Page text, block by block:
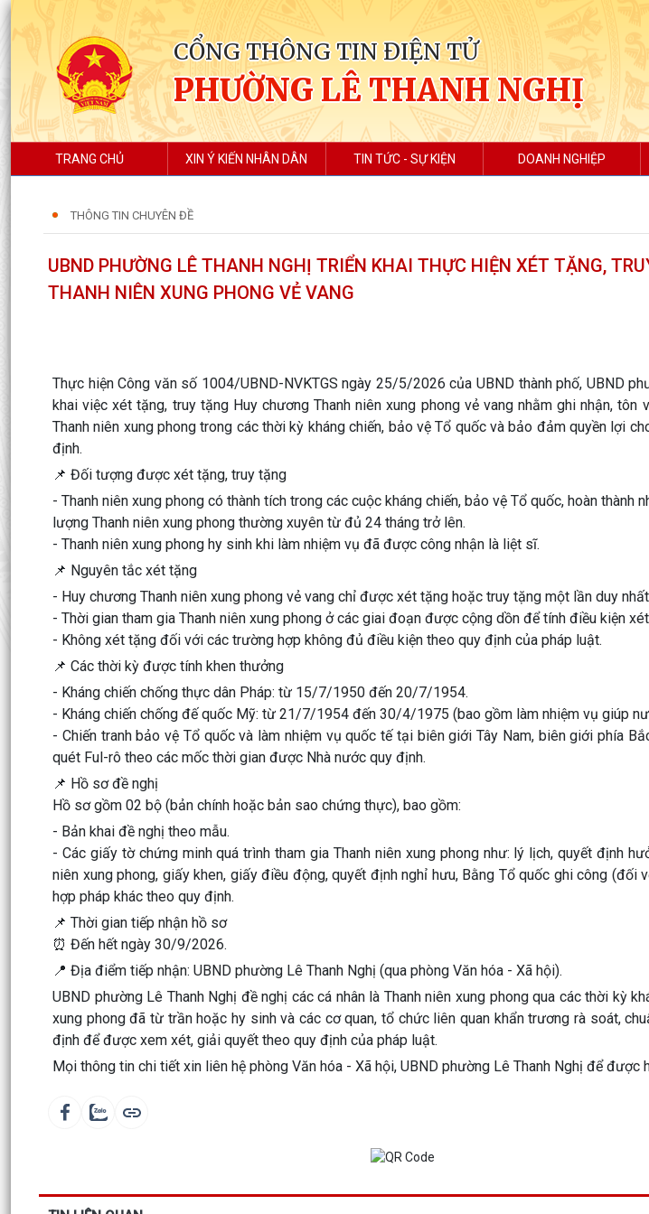
CỔNG THÔNG TIN ĐIỆN TỬ
PHƯỜNG LÊ THANH NGHỊ
TRANG CHỦ XIN Ý KIẾN NHÂN DÂN TIN TỨC - SỰ KIỆN DOANH NGHIỆP
THÔNG TIN CHUYÊN ĐỀ
UBND PHƯỜNG LÊ THANH NGHỊ TRIỂN KHAI THỰC HIỆN XÉT TẶNG,
THANH NIÊN XUNG PHONG VẺ VANG
Thực hiện Công văn số 1004/UBND-NVKTGS ngày 25/5/2026 của UBND thành phố, UBND
khai việc xét tặng, truy tặng Huy chương Thanh niên xung phong vẻ vang nhằm ghi nhận, tôn
Thanh niên xung phong trong các thời kỳ kháng chiến, bảo vệ Tổ quốc và bảo đảm quyền lợi
định.
📌 Đối tượng được xét tặng, truy tặng
- Thanh niên xung phong có thành tích trong các cuộc kháng chiến, bảo vệ Tổ quốc, hoàn thành
lượng Thanh niên xung phong thường xuyên từ đủ 24 tháng trở lên.
- Thanh niên xung phong hy sinh khi làm nhiệm vụ đã được công nhận là liệt sĩ.
📌 Nguyên tắc xét tặng
- Huy chương Thanh niên xung phong vẻ vang chỉ được xét tặng hoặc truy tặng một lần duy
- Thời gian tham gia Thanh niên xung phong ở các giai đoạn được cộng dồn để tính điều kiện
- Không xét tặng đối với các trường hợp không đủ điều kiện theo quy định của pháp luật.
📌 Các thời kỳ được tính khen thưởng
- Kháng chiến chống thực dân Pháp: từ 15/7/1950 đến 20/7/1954.
- Kháng chiến chống đế quốc Mỹ: từ 21/7/1954 đến 30/4/1975 (bao gồm làm nhiệm vụ giúp
- Chiến tranh bảo vệ Tổ quốc và làm nhiệm vụ quốc tế tại biên giới Tây Nam, biên giới phía
quét Ful-rô theo các mốc thời gian được Nhà nước quy định.
📌 Hồ sơ đề nghị
Hồ sơ gồm 02 bộ (bản chính hoặc bản sao chứng thực), bao gồm:
- Bản khai đề nghị theo mẫu.
- Các giấy tờ chứng minh quá trình tham gia Thanh niên xung phong như: lý lịch, quyết định
niên xung phong, giấy khen, giấy điều động, quyết định nghỉ hưu, Bằng Tổ quốc ghi công
hợp pháp khác theo quy định.
📌 Thời gian tiếp nhận hồ sơ
⏰ Đến hết ngày 30/9/2026.
📍 Địa điểm tiếp nhận: UBND phường Lê Thanh Nghị (qua phòng Văn hóa - Xã hội).
UBND phường Lê Thanh Nghị đề nghị các cá nhân là Thanh niên xung phong qua các thời kỳ
xung phong đã từ trần hoặc hy sinh và các cơ quan, tổ chức liên quan khẩn trương rà soát,
định để được xem xét, giải quyết theo quy định của pháp luật.
Mọi thông tin chi tiết xin liên hệ phòng Văn hóa - Xã hội, UBND phường Lê Thanh Nghị để được